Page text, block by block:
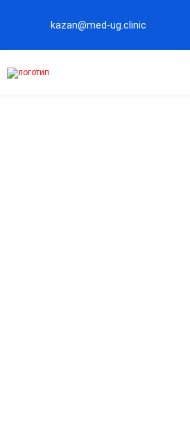
kazan@med-ug.clinic